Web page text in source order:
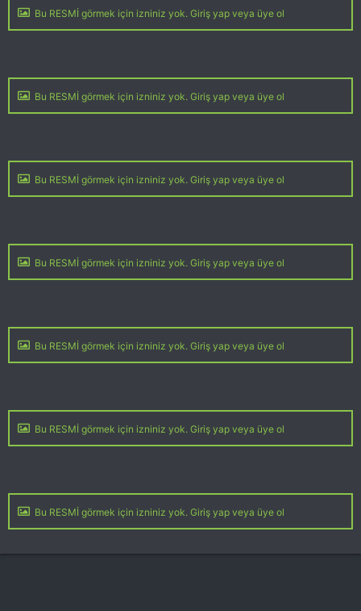
Bu RESMİ görmek için izniniz yok. Giriş yap veya üye ol
Bu RESMİ görmek için izniniz yok. Giriş yap veya üye ol
Bu RESMİ görmek için izniniz yok. Giriş yap veya üye ol
Bu RESMİ görmek için izniniz yok. Giriş yap veya üye ol
Bu RESMİ görmek için izniniz yok. Giriş yap veya üye ol
Bu RESMİ görmek için izniniz yok. Giriş yap veya üye ol
Bu RESMİ görmek için izniniz yok. Giriş yap veya üye ol